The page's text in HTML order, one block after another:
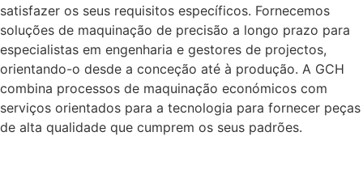
satisfazer os seus requisitos específicos. Fornecemos
soluções de maquinação de precisão a longo prazo para
especialistas em engenharia e gestores de projectos,
orientando-o desde a conceção até à produção. A GCH
combina processos de maquinação económicos com
serviços orientados para a tecnologia para fornecer peças
de alta qualidade que cumprem os seus padrões.